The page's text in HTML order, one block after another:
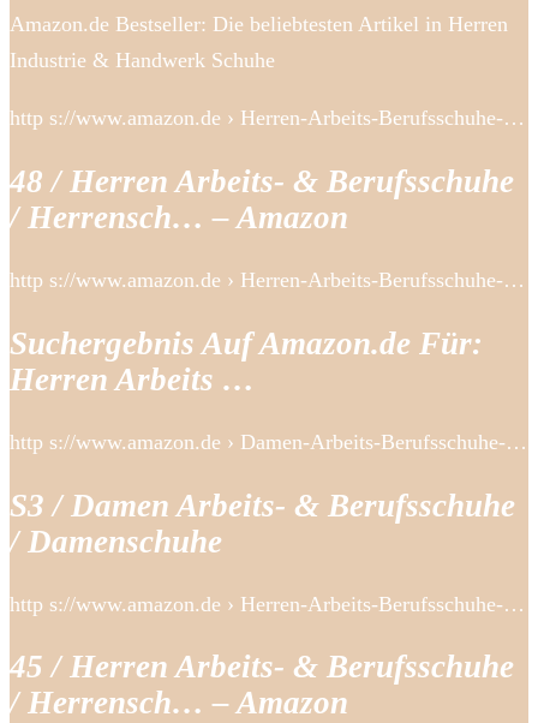
Amazon.de Bestseller: Die beliebtesten Artikel in Herren
Industrie & Handwerk Schuhe
http s://www.amazon.de › Herren-Arbeits-Berufsschuhe-…
48 / Herren Arbeits- & Berufsschuhe
/ Herrensch… – Amazon
http s://www.amazon.de › Herren-Arbeits-Berufsschuhe-…
Suchergebnis Auf Amazon.de Für:
Herren Arbeits …
http s://www.amazon.de › Damen-Arbeits-Berufsschuhe-…
S3 / Damen Arbeits- & Berufsschuhe
/ Damenschuhe
http s://www.amazon.de › Herren-Arbeits-Berufsschuhe-…
45 / Herren Arbeits- & Berufsschuhe
/ Herrensch… – Amazon